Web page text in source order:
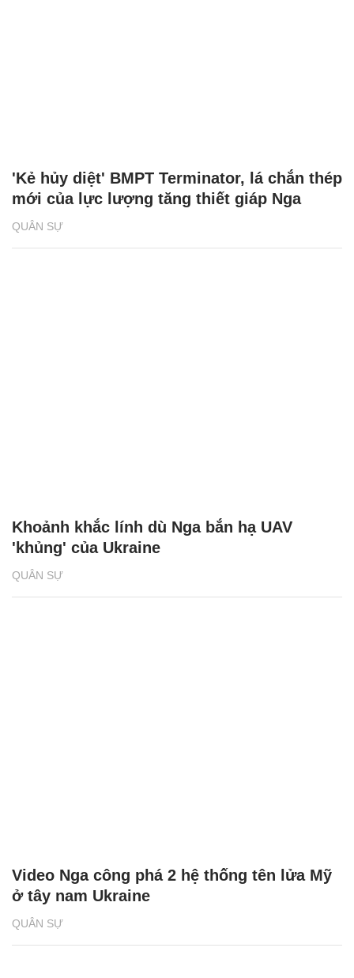
QUÂN SỰ
'Kẻ hủy diệt' BMPT Terminator, lá chắn thép
mới của lực lượng tăng thiết giáp Nga
QUÂN SỰ
Khoảnh khắc lính dù Nga bắn hạ UAV
'khủng' của Ukraine
QUÂN SỰ
Video Nga công phá 2 hệ thống tên lửa Mỹ
ở tây nam Ukraine